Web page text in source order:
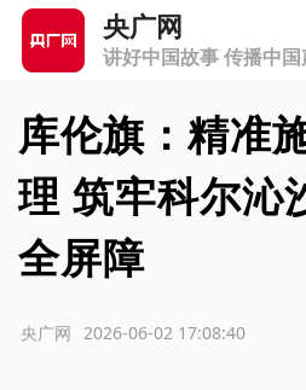
央广网
讲好中国故事 传播中
库伦旗：精准
理 筑牢科尔沁
全屏障
2026-06-02 17:08:40
央广网